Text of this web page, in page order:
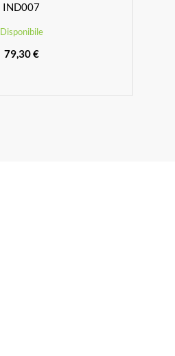
IND007
Disponibile
79,30 €